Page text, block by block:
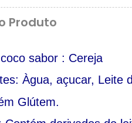
Produto
sabor : Cereja
Àgua, açucar, Leite
Glútem.